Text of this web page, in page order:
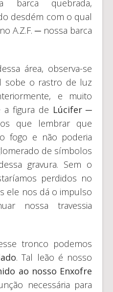
barca quebrada,
desdém com o qual
A.Z.F. ─ nossa barca
área, observa-se
sobe o rastro de luz
e muito
a figura de Lúcifer─
que lembrar que
fogo e não poderia
de símbolos
gravura. Sem o
perdidos no
ele nos dá o impulso
nossa travessia
tronco podemos
. Tal leão é nosso
ao nosso Enxofre
necessária para